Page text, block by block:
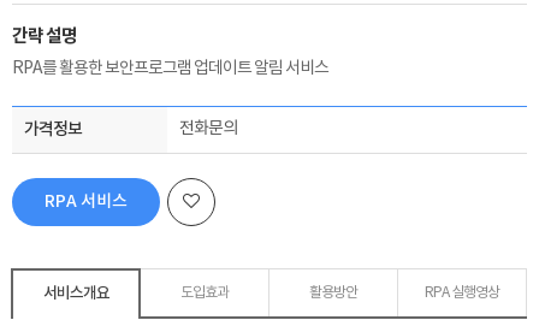
간략 설명
RPA를 활용한 보안프로그램 업데이트 알림 서비스
가격정보 전화문의
RPA 서비스
서비스개요 도입효과 활용방안 RPA 실행영상